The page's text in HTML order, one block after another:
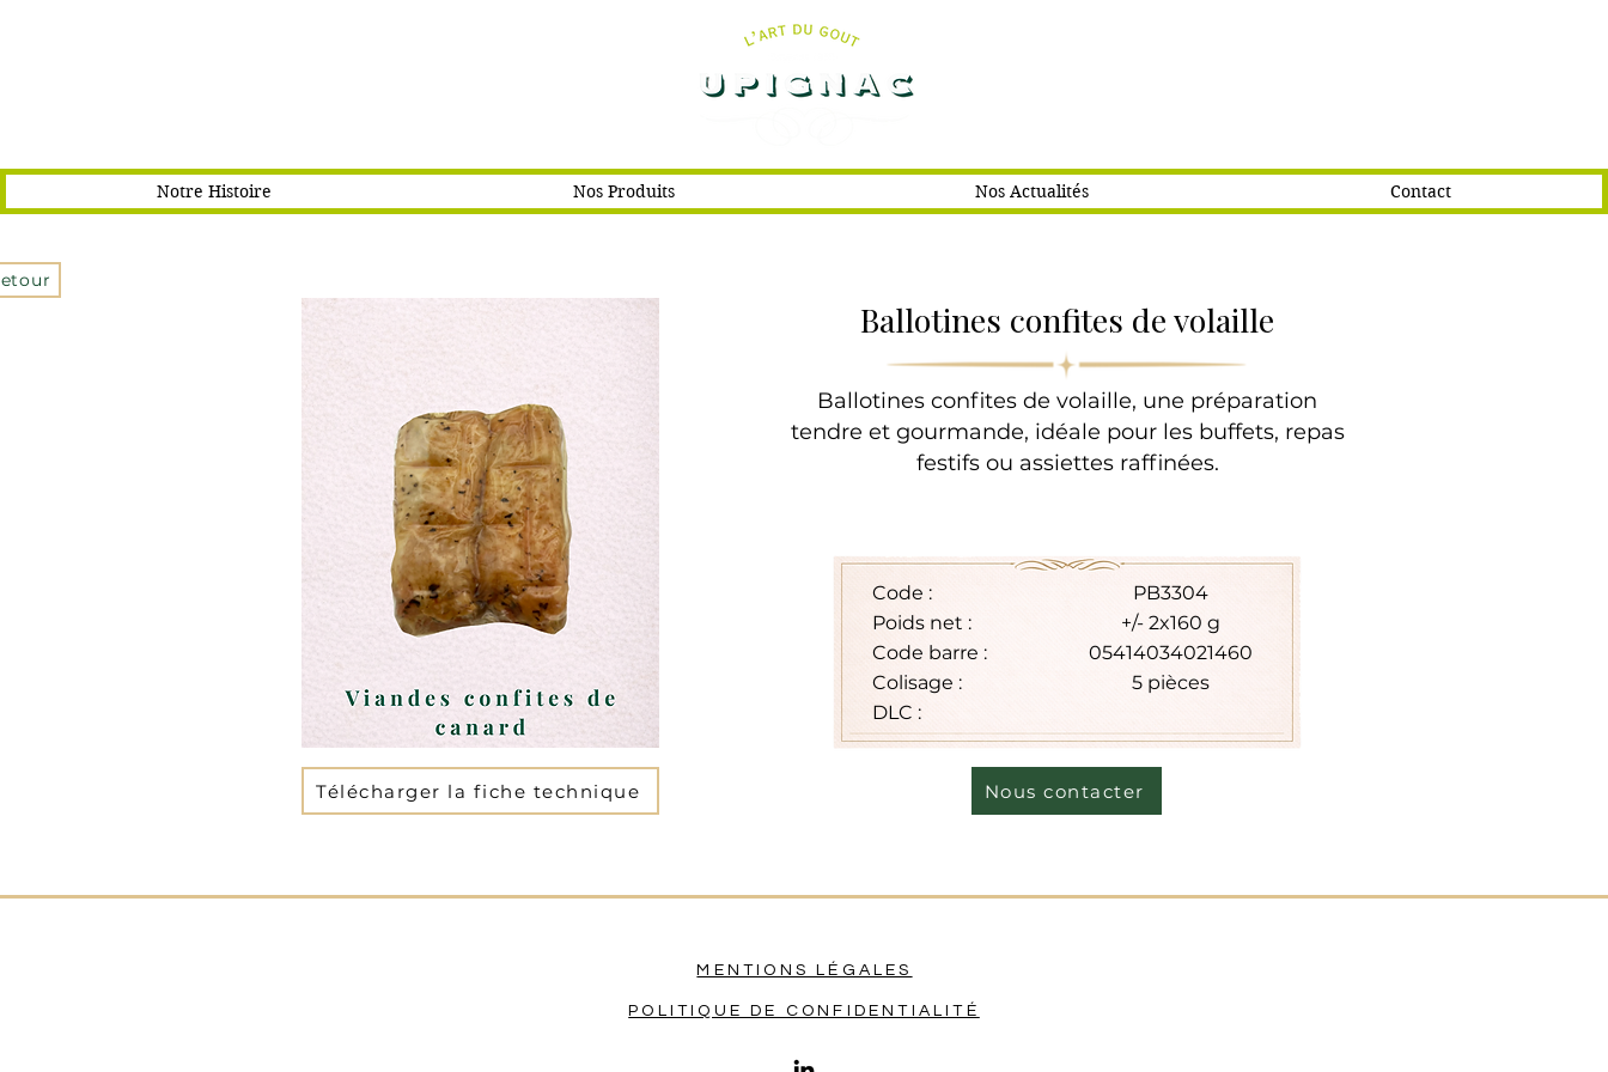
Notre Histoire Nos Produits Nos Actualités Contact
Télécharger la fiche technique
Ballotines confites de volaille
Ballotines confites de volaille, une préparation
tendre et gourmande, idéale pour les buffets, repas
festifs ou assiettes raffinées.
Code :
Poids net :
Code barre :
Colisage :
DLC :
PB3304
+/- 2x160 g
05414034021460
5 pièces
Nous contacter
MENTIONS LÉGALES
POLITIQUE DE CONFIDENTIALITÉ